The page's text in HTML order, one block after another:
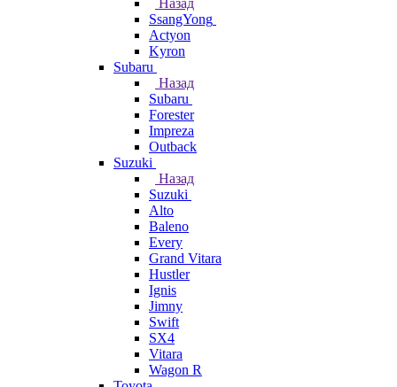
Назад
SsangYong
Actyon
Kyron
Subaru
Назад
Subaru
Forester
Impreza
Outback
Suzuki
Назад
Suzuki
Alto
Baleno
Every
Grand Vitara
Hustler
Ignis
Jimny
Swift
SX4
Vitara
Wagon R